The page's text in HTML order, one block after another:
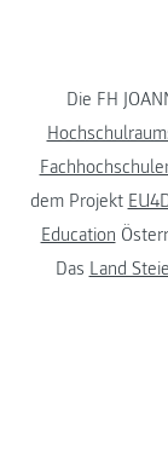
Die FH
dem Projekt
Education
Das Land